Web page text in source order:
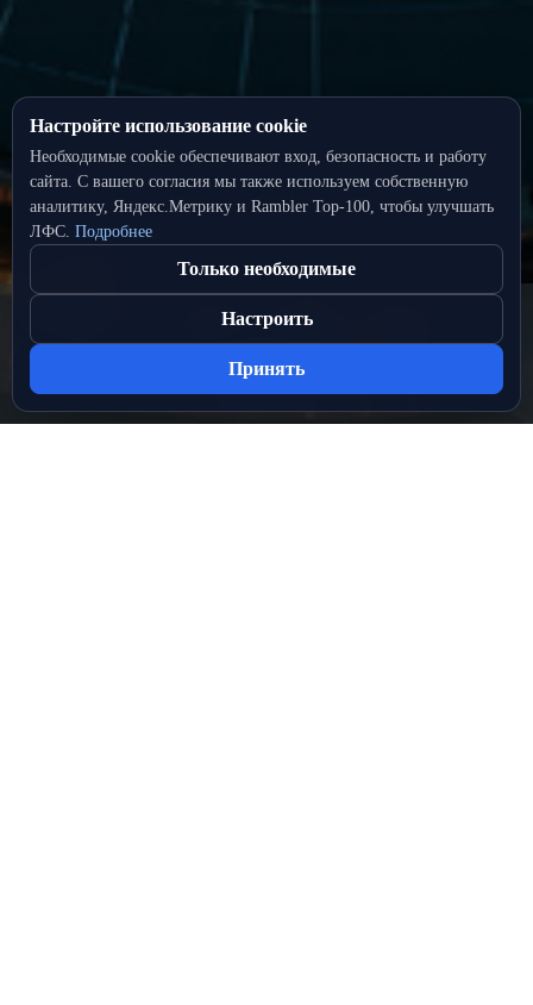
Настройте использование cookie
Необходимые cookie обеспечивают вход, безопасность и работу
сайта. С вашего согласия мы также используем собственную
аналитику, Яндекс.Метрику и Rambler Top‑100, чтобы улучшать
ЛФС. Подробнее
Только необходимые
Настроить
Принять